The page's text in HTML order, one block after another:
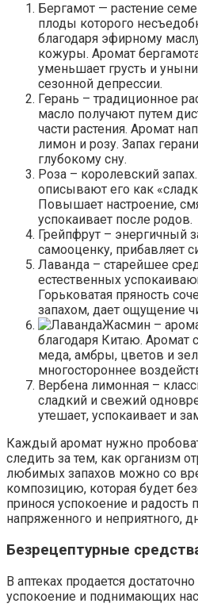
Бергамот — растение
плоды которого
благодаря эфирному
кожуры. Аромат
уменьшает грусть и
сезонной депрессии.
Герань – традиционное
масло получают путем
части растения. Аромат
лимон и розу. Запах
глубокому сну.
Роза – королевский
описывают его как
Повышает настроение,
успокаивает после родов.
Грейпфрут – энергичный
самооценку, прибавляет
Лаванда – старейшее
естественных
Горьковатая пряность
запахом, дает ощущение
Жасмин –
благодаря Китаю. Аромат
меда, амбры, цветов и
многостороннее
Вербена лимонная –
сладкий и свежий
утешает, успокаивает и
Каждый аромат нужно
следить за тем, как организм
любимых запахов можно со
композицию, которая будет
принося успокоение и радость
напряженного и неприятного,
Безрецептурные
В аптеках продается
успокоение и поднимающих